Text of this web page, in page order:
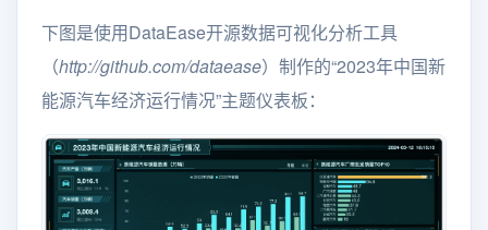
下图是使用DataEase开源数据可视化分析工具
（http://github.com/dataease）制作的“2023年中国新
能源汽车经济运行情况”主题仪表板：